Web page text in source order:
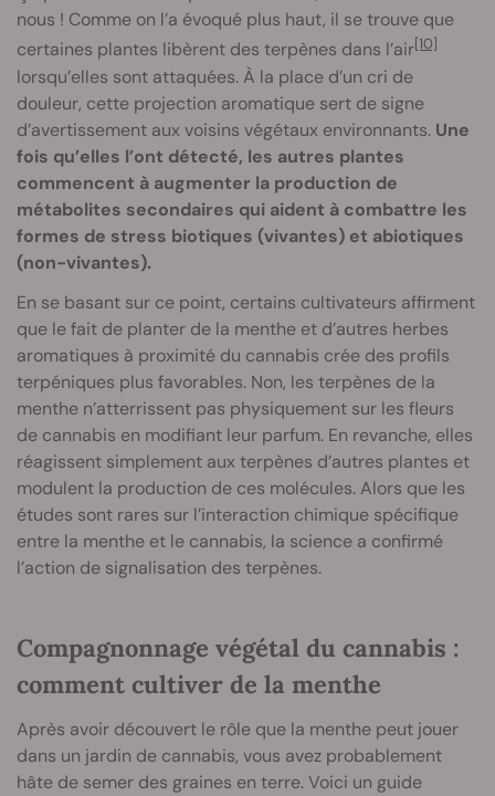
nous ! Comme on l’a évoqué plus haut, il se trouve que
certaines plantes libèrent des terpènes dans l’air[10]
lorsqu’elles sont attaquées. À la place d’un cri de
douleur, cette projection aromatique sert de signe
d’avertissement aux voisins végétaux environnants. Une
fois qu’elles l’ont détecté, les autres plantes
commencent à augmenter la production de
métabolites secondaires qui aident à combattre les
formes de stress biotiques (vivantes) et abiotiques
(non-vivantes).
En se basant sur ce point, certains cultivateurs affirment
que le fait de planter de la menthe et d’autres herbes
aromatiques à proximité du cannabis crée des profils
terpéniques plus favorables. Non, les terpènes de la
menthe n’atterrissent pas physiquement sur les fleurs
de cannabis en modifiant leur parfum. En revanche, elles
réagissent simplement aux terpènes d’autres plantes et
modulent la production de ces molécules. Alors que les
études sont rares sur l’interaction chimique spécifique
entre la menthe et le cannabis, la science a confirmé
l’action de signalisation des terpènes.
Compagnonnage végétal du cannabis :
comment cultiver de la menthe
Après avoir découvert le rôle que la menthe peut jouer
dans un jardin de cannabis, vous avez probablement
hâte de semer des graines en terre. Voici un guide